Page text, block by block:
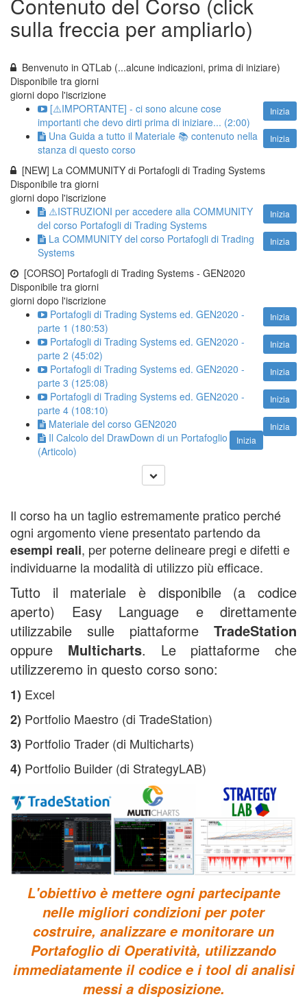
Contenuto del Corso (click
sulla freccia per ampliarlo)
Benvenuto in QTLab (...alcune indicazioni, prima di iniziare)
Disponibile tra giorni
giorni dopo l'iscrizione
Inizia
[⚠️IMPORTANTE] - ci sono alcune cose
importanti che devo dirti prima di iniziare... (2:00)
Inizia
Una Guida a tutto il Materiale 📚 contenuto nella
stanza di questo corso
[NEW] La COMMUNITY di Portafogli di Trading Systems
Disponibile tra giorni
giorni dopo l'iscrizione
Inizia
⚠️ISTRUZIONI per accedere alla COMMUNITY
del corso Portafogli di Trading Systems
Inizia
La COMMUNITY del corso Portafogli di Trading
Systems
[CORSO] Portafogli di Trading Systems - GEN2020
Disponibile tra giorni
giorni dopo l'iscrizione
Inizia
Portafogli di Trading Systems ed. GEN2020 -
parte 1 (180:53)
Inizia
Portafogli di Trading Systems ed. GEN2020 -
parte 2 (45:02)
Inizia
Portafogli di Trading Systems ed. GEN2020 -
parte 3 (125:08)
Inizia
Portafogli di Trading Systems ed. GEN2020 -
parte 4 (108:10)
Inizia
Materiale del corso GEN2020
Inizia
Il Calcolo del DrawDown di un Portafoglio
(Articolo)
Il corso ha un taglio estremamente pratico perché
ogni argomento viene presentato partendo da
esempi reali, per poterne delineare pregi e difetti e
individuarne la modalità di utilizzo più efficace.
Tutto il materiale è disponibile (a codice
aperto) Easy Language e direttamente
utilizzabile sulle piattaforme TradeStation
oppure Multicharts. Le piattaforme che
utilizzeremo in questo corso sono:
1) Excel
2) Portfolio Maestro (di TradeStation)
3) Portfolio Trader (di Multicharts)
4) Portfolio Builder (di StrategyLAB)
L'obiettivo è mettere ogni partecipante
nelle migliori condizioni per poter
costruire, analizzare e monitorare un
Portafoglio di Operatività, utilizzando
immediatamente il codice e i tool di analisi
messi a disposizione.